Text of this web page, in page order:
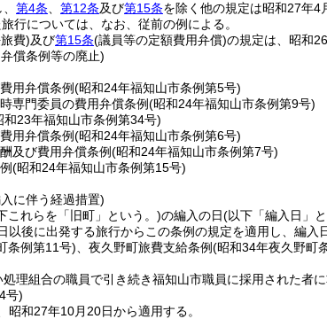
第4条 第12条及び第15条を除く他の規定は昭和27年4
行については、なお、従前の例による。
費)及び第15条(議員等の定額費用弁償)の規定は、昭和
償条例等の廃止)
用弁償条例(昭和24年福知山市条例第5号)
専門委員の費用弁償条例(昭和24年福知山市条例第9号)
和23年福知山市条例第34号)
用弁償条例(昭和24年福知山市条例第6号)
及び費用弁償条例(昭和24年福知山市条例第7号)
(昭和24年福知山市条例第15号)
に伴う経過措置)
これらを「旧町」という。)の編入の日(以下「編入日」
以後に出発する旅行からこの条例の規定を適用し、編入
条例第11号) 、夜久野町旅費支給条例(昭和34年夜久野町
理組合の職員で引き続き福知山市職員に採用された者に
号)
昭和27年10月20日から適用する。